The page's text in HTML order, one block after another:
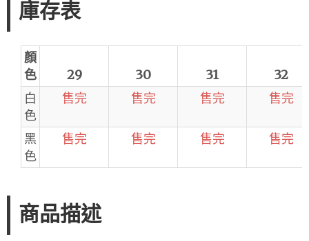
庫存表
顏
色
29 30 31
32
白
色
售完 售完 售完 售完
黑
色
售完 售完 售完 售完
商品描述